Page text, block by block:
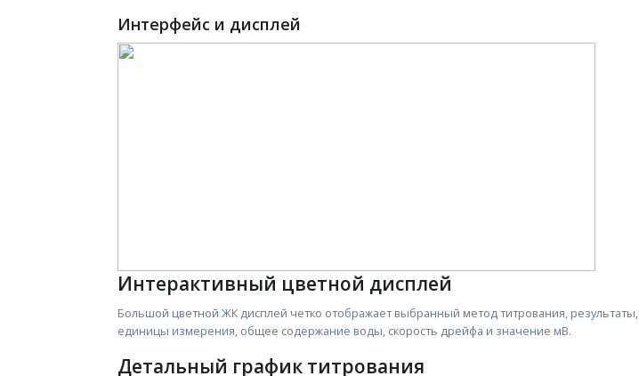
Интерфейс и дисплей
Интерактивный цветной дисплей
Большой цветной ЖК дисплей четко отображает выбранный метод титрования, результаты,
единицы измерения, общее содержание воды, скорость дрейфа и значение мВ.
Детальный график титрования